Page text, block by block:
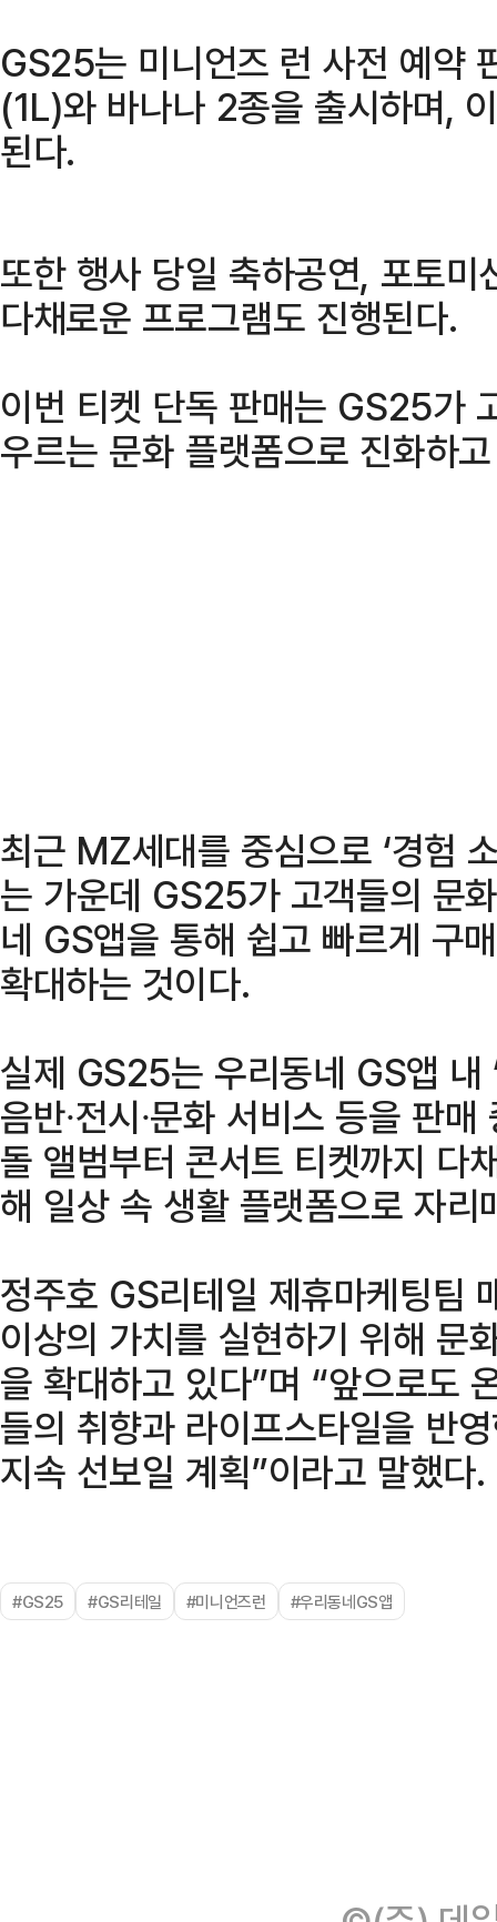
GS25는 미니언즈 런 사전 예약
(1L)와 바나나 2종을 출시하며,
된다.
또한 행사 당일 축하공연, 포토
다채로운 프로그램도 진행된다.
이번 티켓 단독 판매는 GS25가
우르는 문화 플랫폼으로 진화하
최근 MZ세대를 중심으로 ‘경험
는 가운데 GS25가 고객들의 문
네 GS앱을 통해 쉽고 빠르게 구
확대하는 것이다.
실제 GS25는 우리동네 GS앱 내
음반∙전시∙문화 서비스 등을 판
돌 앨범부터 콘서트 티켓까지 다
해 일상 속 생활 플랫폼으로 자리
정주호 GS리테일 제휴마케팅팀
이상의 가치를 실현하기 위해 문
을 확대하고 있다”며 “앞으로도
들의 취향과 라이프스타일을 반
지속 선보일 계획”이라고 말했다.
#GS25 #GS리테일 #미니언즈런 #우리동네GS앱